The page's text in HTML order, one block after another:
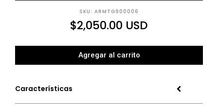
SKU: ARMTG900006
$2,050.00 USD
Agregar al carrito
Características